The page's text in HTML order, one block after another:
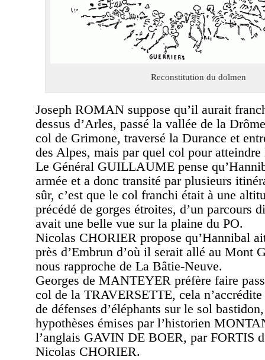
Reconstitution du dolmen
Joseph ROMAN suppose qu’il aurait
dessus d’Arles, passé la vallée de la
col de Grimone, traversé la Durance et
des Alpes, mais par quel col pour atteindre
Le Général GUILLAUME pense
armée et a donc transité par plusieurs
sûr, c’est que le col franchi était à une
précédé de gorges étroites, d’un parcours
avait une belle vue sur la plaine du PO.
Nicolas CHORIER propose qu’Hannibal
près d’Embrun d’où il serait allé au Mont
nous rapproche de La Bâtie-Neuve.
Georges de MANTEYER préfère faire
col de la TRAVERSETTE, cela n’accrédite
de défenses d’éléphants sur le sol
hypothèses émises par l’historien
l’anglais GAVIN DE BOER, par FORTIS
Nicolas CHORIER.